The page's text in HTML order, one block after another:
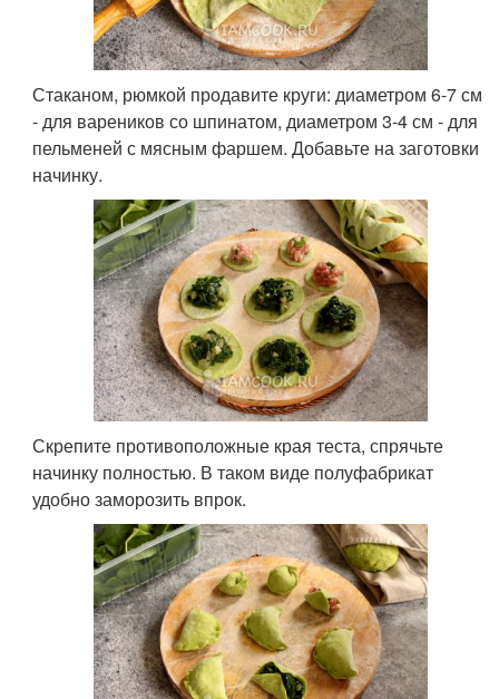
Стаканом, рюмкой продавите круги: диаметром 6-7 см
- для вареников со шпинатом, диаметром 3-4 см - для
пельменей с мясным фаршем. Добавьте на заготовки
начинку.
Скрепите противоположные края теста, спрячьте
начинку полностью. В таком виде полуфабрикат
удобно заморозить впрок.